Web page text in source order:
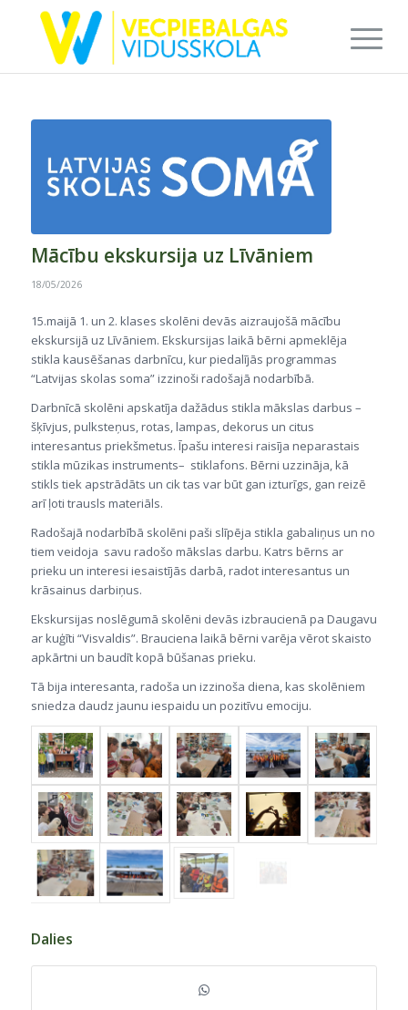
Mācību ekskursija uz Līvāniem
18/05/2026
15.maijā 1. un 2. klases skolēni devās aizraujošā mācību
ekskursijā uz Līvāniem. Ekskursijas laikā bērni apmeklēja
stikla kausēšanas darbnīcu, kur piedalījās programmas
“Latvijas skolas soma” izzinoši radošajā nodarbībā.
Darbnīcā skolēni apskatīja dažādus stikla mākslas darbus –
šķīvjus, pulksteņus, rotas, lampas, dekorus un citus
interesantus priekšmetus. Īpašu interesi raisīja neparastais
stikla mūzikas instruments– stiklafons. Bērni uzzināja, kā
stikls tiek apstrādāts un cik tas var būt gan izturīgs, gan reizē
arī ļoti trausls materiāls.
Radošajā nodarbībā skolēni paši slīpēja stikla gabaliņus un no
tiem veidoja savu radošo mākslas darbu. Katrs bērns ar
prieku un interesi iesaistījās darbā, radot interesantus un
krāsainus darbiņus.
Ekskursijas noslēgumā skolēni devās izbraucienā pa Daugavu
ar kuģīti “Visvaldis”. Brauciena laikā bērni varēja vērot skaisto
apkārtni un baudīt kopā būšanas prieku.
Tā bija interesanta, radoša un izzinoša diena, kas skolēniem
sniedza daudz jaunu iespaidu un pozitīvu emociju.
Dalies